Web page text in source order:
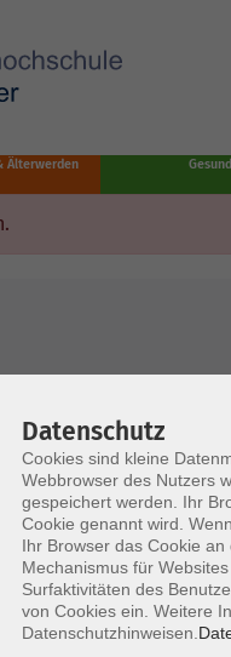
Älterwerden
Aegidiistraße
48143
Datenschutz
Cookies sind kleine
Webbrowser des Nutzers
gespeichert werden. Ihr
Cookie genannt wird.
Ihr Browser das Cookie
Mechanismus für
Surfaktivitäten des
von Cookies ein. Weitere
Datenschutzhinweisen.